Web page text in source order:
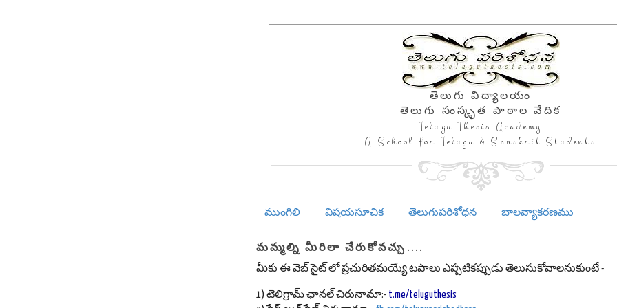
తెలుగు విద్యాలయం
తెలుగు సంస్కృత పాఠాల వేదిక
Telugu Thesis Academy
A School for Telugu & Sanskrit Students
ముంగిలి విషయసూచిక తెలుగుపరిశోధన బాలవ్యాకరణము
మమ్మల్ని మీరిలా చేరుకోవచ్చు....
మీకు ఈ వెబ్ సైట్ లో ప్రచురితమయ్యే టపాలు ఎప్పటికప్పుడు తెలుసుకోవాలనుకుంటే -
1) టెలిగ్రామ్ ఛానల్ చిరునామా:- t.me/teluguthesis